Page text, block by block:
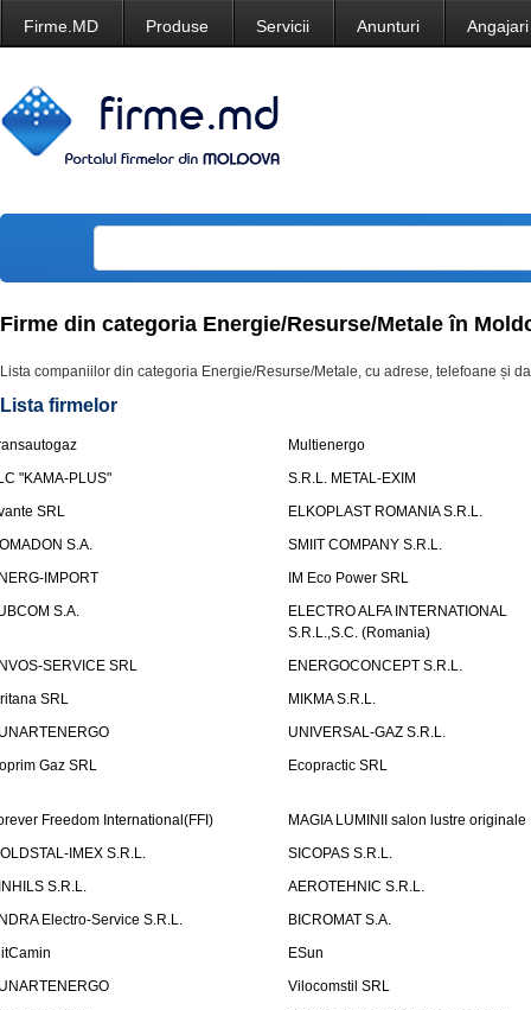
Firme.MD Produse Servicii Anunturi Angajari
Firme din categoria Energie/Resurse/Metale în
Lista companiilor din categoria Energie/Resurse/Metale, cu adrese, telefoane și
Lista firmelor
Multienergo
"KAMA-PLUS"
S.R.L. METAL-EXIM
SRL
ELKOPLAST ROMANIA S.R.L.
S.A.
SMIIT COMPANY S.R.L.
IMPORT
IM Eco Power SRL
S.A.
ELECTRO ALFA INTERNATIONAL
S.R.L.,S.C. (Romania)
SERVICE SRL
ENERGOCONCEPT S.R.L.
SRL
MIKMA S.R.L.
UNIVERSAL-GAZ S.R.L.
Gaz SRL
Ecopractic SRL
Freedom International(FFI)
MAGIA LUMINII salon lustre originale
IMEX S.R.L.
SICOPAS S.R.L.
S.R.L.
AEROTEHNIC S.R.L.
Electro-Service S.R.L.
BICROMAT S.A.
ESun
Vilocomstil SRL